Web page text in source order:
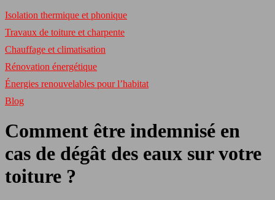
Isolation thermique et phonique
Travaux de toiture et charpente
Chauffage et climatisation
Rénovation énergétique
Énergies renouvelables pour l’habitat
Blog
Comment être indemnisé en
cas de dégât des eaux sur votre
toiture ?